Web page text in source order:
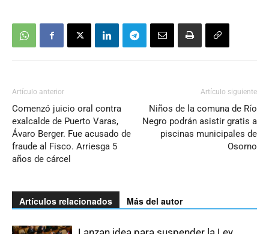
Artículo anterior
Comenzó juicio oral contra
exalcalde de Puerto Varas,
Ávaro Berger. Fue acusado de
fraude al Fisco. Arriesga 5
años de cárcel
Artículo siguiente
Niños de la comuna de Río
Negro podrán asistir gratis a
piscinas municipales de
Osorno
Artículos relacionados Más del autor